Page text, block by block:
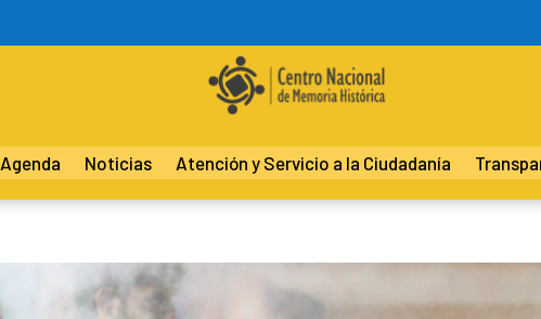
Agenda Noticias Atención y Servicio a la Ciudadanía